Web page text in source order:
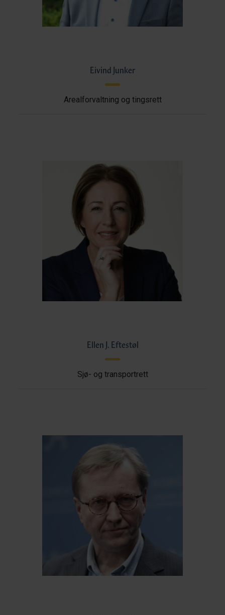
Eivind Junker
Arealforvaltning og tingsrett
Ellen J. Eftestøl
Sjø- og transportrett